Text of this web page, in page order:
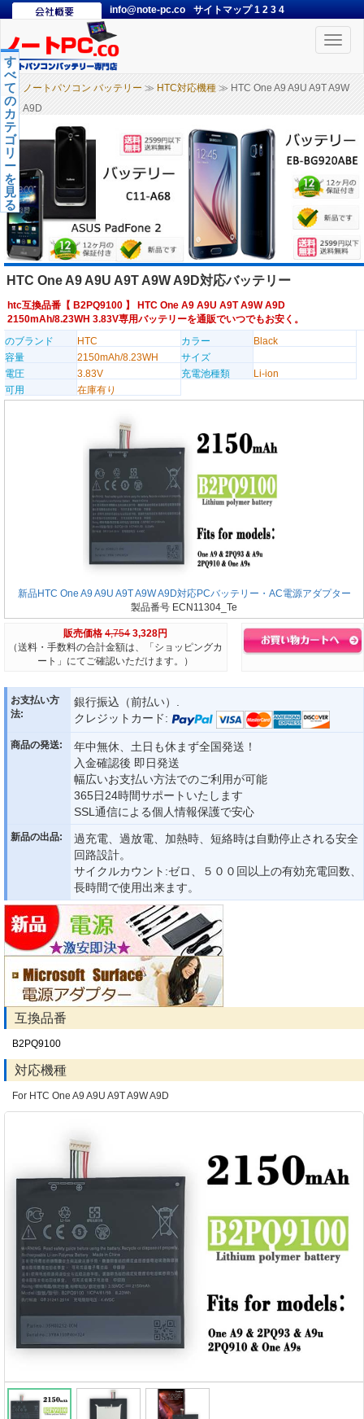
info@note-pc.co サイトマップ1 2 3 4
Toggle
ノートパソコン バッテリー ≫ HTC対応機種 ≫ HTC One A9 A9U A9T A9W
A9D
す
べ
て
の
カ
テ
ゴ
リ
ー
を
見
る
HTC One A9 A9U A9T A9W A9D対応バッテリー
htc互換品番【 B2PQ9100 】 HTC One A9 A9U A9T A9W A9D
2150mAh/8.23WH 3.83V専用バッテリーを通販でいつでもお安く。
のブランド
HTC カラー
Black
容量
2150mAh/8.23WH
サイズ
電圧
3.83V 充電池種類
Li-ion
可用
在庫有り
新品HTC One A9 A9U A9T A9W A9D対応PCバッテリー・AC電源アダプター
製品番号 ECN11304_Te
販売価格 4,754 3,328円
（送料・手数料の合計金額は、「ショッピングカ
ート」にてご確認いただけます。）
お支払い方
法:
銀行振込（前払い）.
クレジットカード:
商品の発送:
年中無休、土日も休まず全国発送！
入金確認後 即日発送
幅広いお支払い方法でのご利用が可能
365日24時間サポートいたします
SSL通信による個人情報保護で安心
新品の出品:
過充電、過放電、加熱時、短絡時は自動停止される安全
回路設計。
サイクルカウント:ゼロ、５００回以上の有効充電回数、
長時間で使用出来ます。
互換品番
B2PQ9100
対応機種
For HTC One A9 A9U A9T A9W A9D